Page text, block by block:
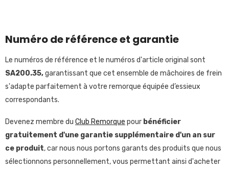
Numéro de référence et garantie
Le numéros de référence et le numéros d'article original sont
SA200.35,garantissant que cet ensemble de mâchoires de frein
s'adapte parfaitement à votre remorque équipée d’essieux
correspondants.
Devenez membre du Club Remorque pour bénéficier
gratuitement d'une garantie supplémentaire d'un an sur
ce produit, car nous nous portons garants des produits que nous
sélectionnons personnellement, vous permettant ainsi d'acheter